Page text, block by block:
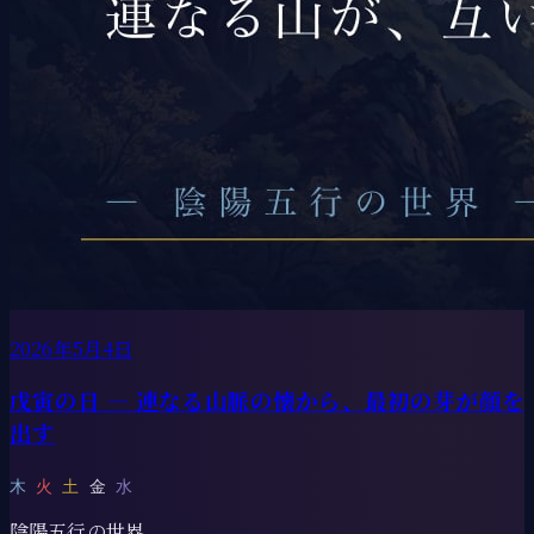
2026年5月4日
戊寅の日 ― 連なる山脈の懐から、最初の芽が顔を
出す
木 火土 金 水